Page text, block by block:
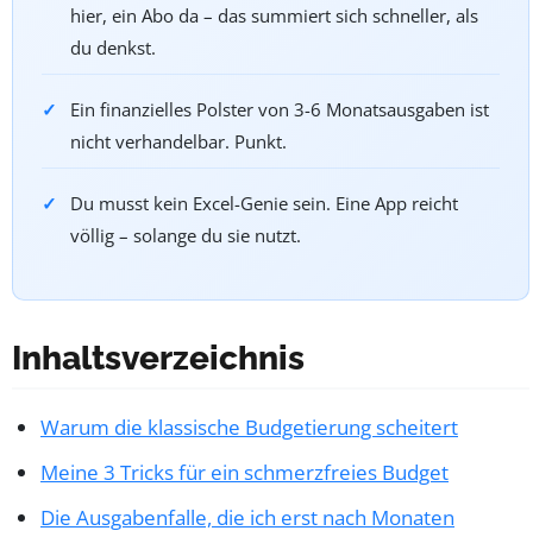
hier, ein Abo da – das summiert sich schneller, als
du denkst.
Ein finanzielles Polster von 3-6 Monatsausgaben ist
nicht verhandelbar. Punkt.
Du musst kein Excel-Genie sein. Eine App reicht
völlig – solange du sie nutzt.
Inhaltsverzeichnis
Warum die klassische Budgetierung scheitert
Meine 3 Tricks für ein schmerzfreies Budget
Die Ausgabenfalle, die ich erst nach Monaten